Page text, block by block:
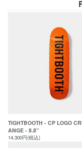
TIGHTBOOTH - CP LOGO
ANGE - 8.8”
14,300円(税込)